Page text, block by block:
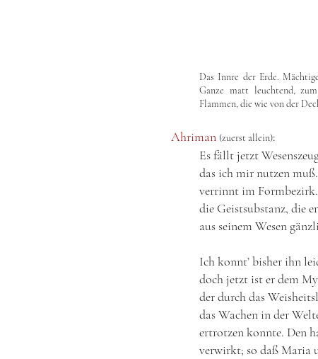
Das Innre der Erde.
Ganze matt leuchtend,
Flammen, die wie von der
Ahriman (zuerst allein):
Es fällt jetzt
das ich mir nutzen
verrinnt im
die Geistsubstanz, die
aus seinem Wesen
Ich konnt’ bisher ihn
doch jetzt ist er dem
der durch das
das Wachen in der
ertrotzen konnte. Den
verwirkt; so daß Maria